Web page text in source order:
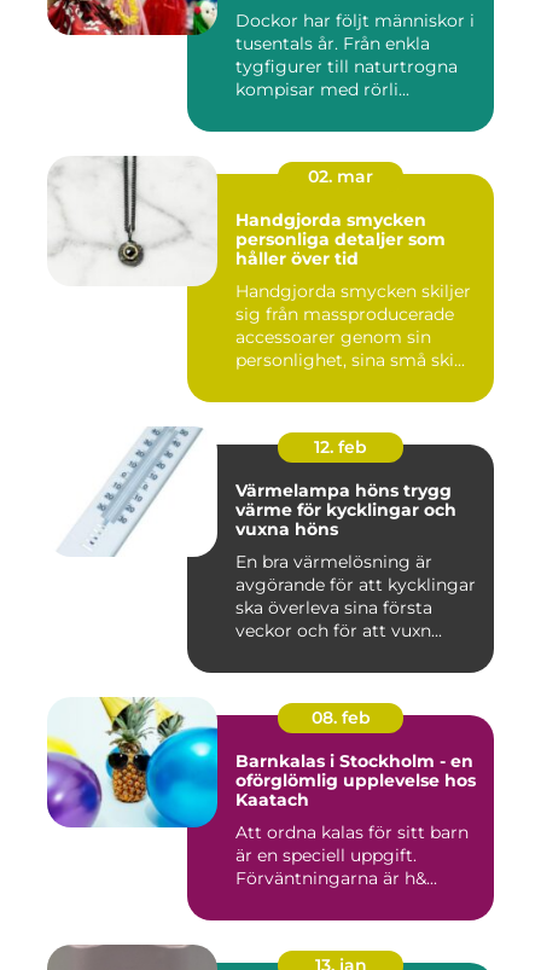
Dockor har följt människor i
tusentals år. Från enkla
tygfigurer till naturtrogna
kompisar med rörli...
02. mar
Handgjorda smycken
personliga detaljer som
håller över tid
Handgjorda smycken skiljer
sig från massproducerade
accessoarer genom sin
personlighet, sina små ski...
12. feb
Värmelampa höns trygg
värme för kycklingar och
vuxna höns
En bra värmelösning är
avgörande för att kycklingar
ska överleva sina första
veckor och för att vuxn...
08. feb
Barnkalas i Stockholm - en
oförglömlig upplevelse hos
Kaatach
Att ordna kalas för sitt barn
är en speciell uppgift.
Förväntningarna är h&...
13. jan